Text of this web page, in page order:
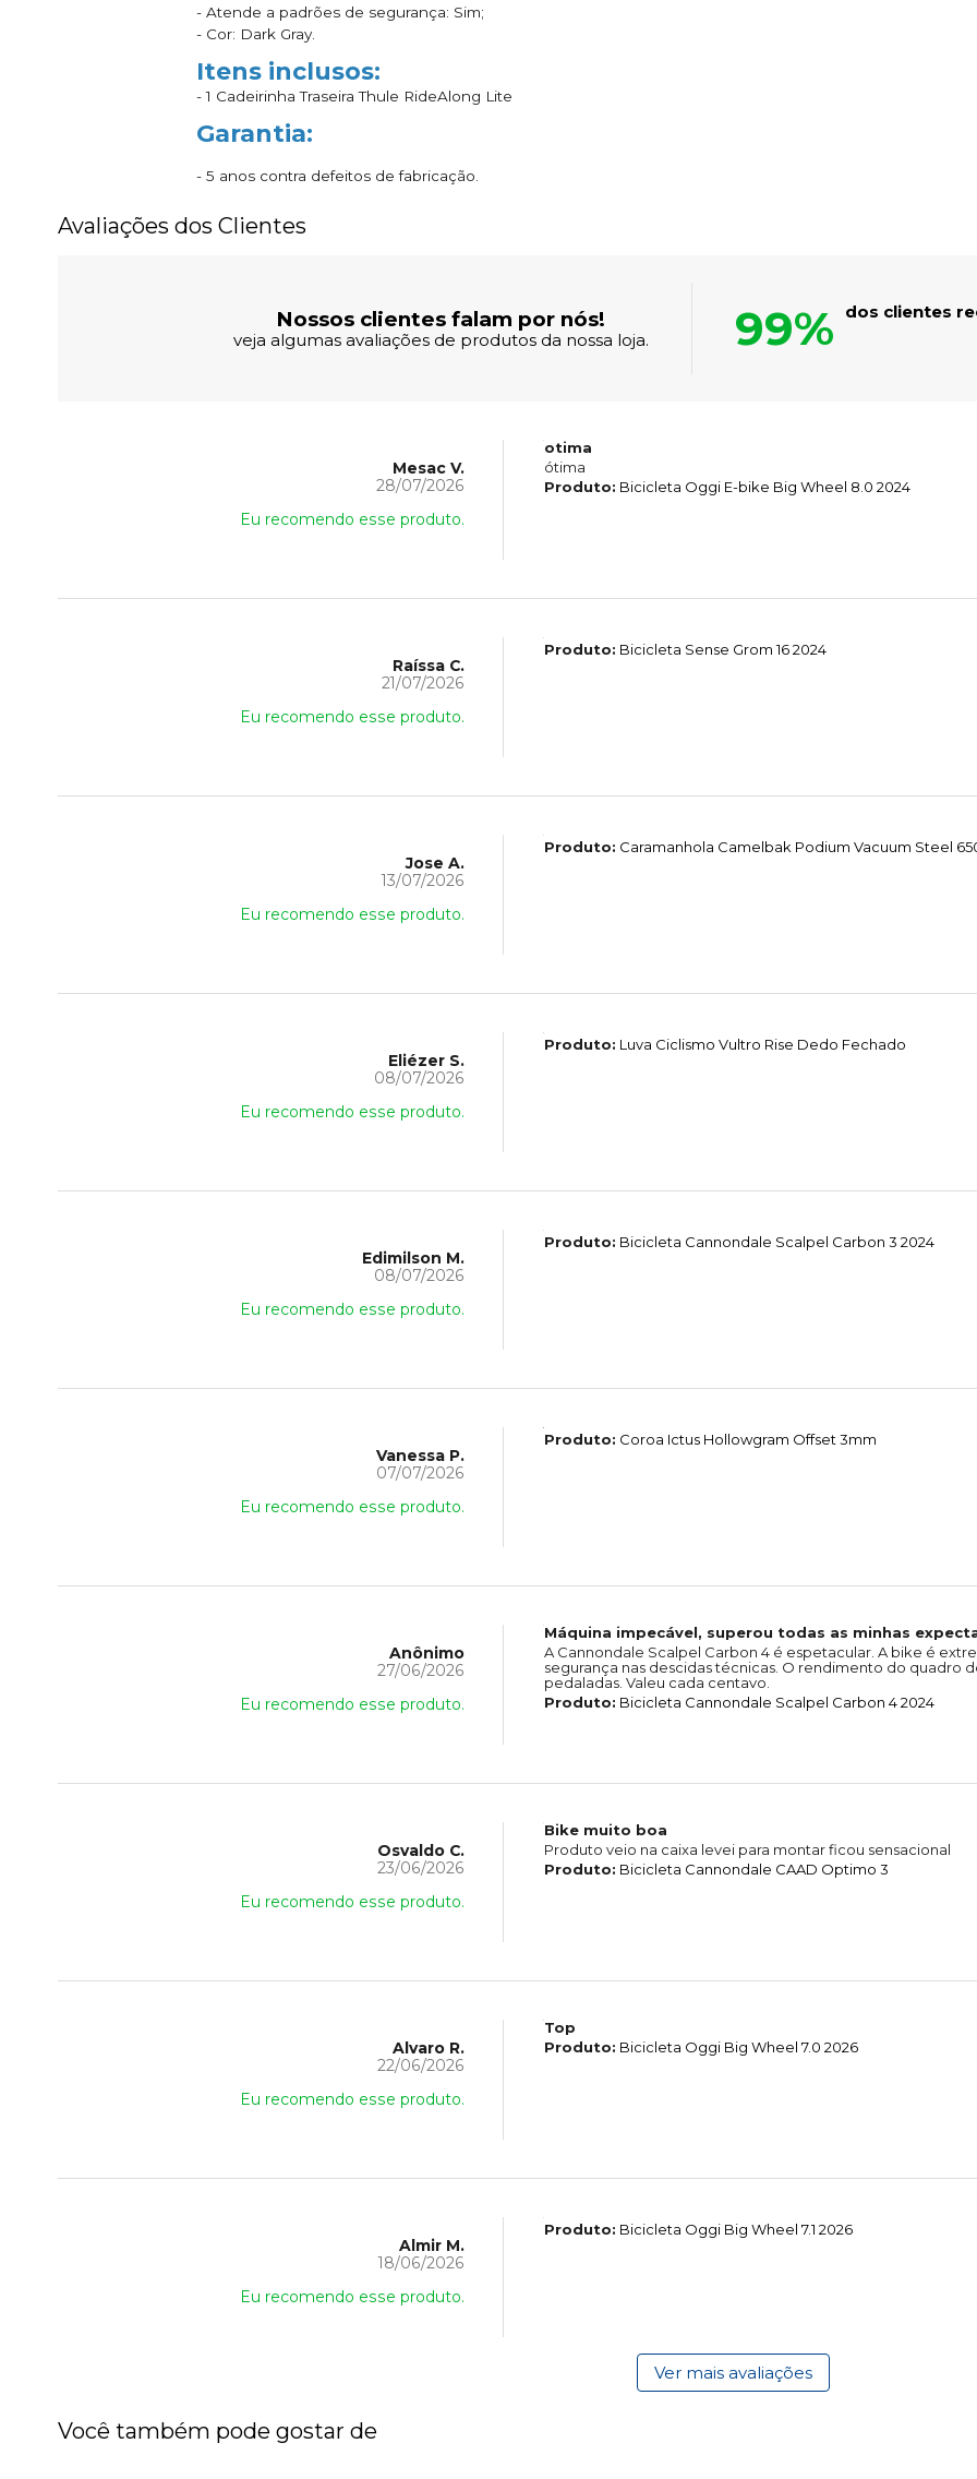
- Atende a padrões de segurança: Sim;
- Cor: Dark Gray.
Itens inclusos:
- 1 Cadeirinha Traseira Thule RideAlong Lite
Garantia:
- 5 anos contra defeitos de fabricação.
Avaliações dos Clientes
Nossos clientes falam por nós!
veja algumas avaliações de produtos da nossa loja. 99% dos clientes
Mesac V.
28/07/2026
Eu recomendo esse produto.
otima
ótima
Produto: Bicicleta Oggi E-bike Big Wheel 8.0 2024
Raíssa C.
21/07/2026
Eu recomendo esse produto.
Produto: Bicicleta Sense Grom 16 2024
Jose A.
13/07/2026
Eu recomendo esse produto.
Produto: Caramanhola Camelbak Podium Vacuum Steel
Eliézer S.
08/07/2026
Eu recomendo esse produto.
Produto: Luva Ciclismo Vultro Rise Dedo Fechado
Edimilson M.
08/07/2026
Eu recomendo esse produto.
Produto: Bicicleta Cannondale Scalpel Carbon 3 2024
Vanessa P.
07/07/2026
Eu recomendo esse produto.
Produto: Coroa Ictus Hollowgram Offset 3mm
Anônimo
27/06/2026
Eu recomendo esse produto.
Máquina impecável, superou todas as minhas
A Cannondale Scalpel Carbon 4 é espetacular. A bike é
segurança nas descidas técnicas. O rendimento do quadro
pedaladas. Valeu cada centavo.
Produto: Bicicleta Cannondale Scalpel Carbon 4 2024
Osvaldo C.
23/06/2026
Eu recomendo esse produto.
Bike muito boa
Produto veio na caixa levei para montar ficou sensacional
Produto: Bicicleta Cannondale CAAD Optimo 3
Alvaro R.
22/06/2026
Eu recomendo esse produto.
Top
Produto: Bicicleta Oggi Big Wheel 7.0 2026
Almir M.
18/06/2026
Eu recomendo esse produto.
Produto: Bicicleta Oggi Big Wheel 7.1 2026
Ver mais avaliações
Você também pode gostar de